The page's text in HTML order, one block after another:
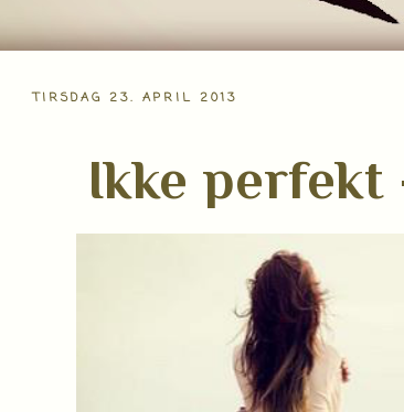
TIRSDAG 23. APRIL 2013
Ikke perfekt